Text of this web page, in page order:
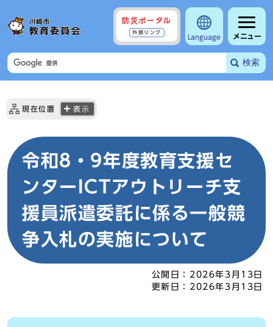
防災ポータル
外部リンク
Language メニュー
検索
現在位置 表示
令和8・9年度教育支援セ
ンターICTアウトリーチ支
援員派遣委託に係る一般競
争入札の実施について
公開日： 2026年3月13日
更新日： 2026年3月13日